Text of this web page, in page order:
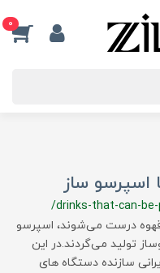
0
اسپرسو ساز
/drinks-that-can-
درست می‌شوند، اسپرسو
تولید می‌گردند.در این
سازنده دستگاه های